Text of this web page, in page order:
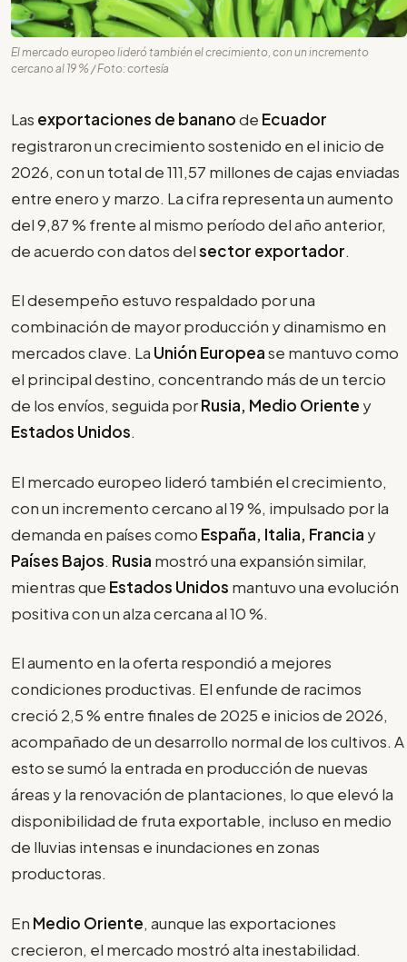
El mercado europeo lideró también el crecimiento, con un incremento
cercano al 19 % / Foto: cortesía
Las exportaciones de bananode Ecuador
registraron un crecimiento sostenido en el inicio de
2026, con un total de 111,57 millones de cajas enviadas
entre enero y marzo. La cifra representa un aumento
del 9,87 % frente al mismo período del año anterior,
de acuerdo con datos delsector exportador.
El desempeño estuvo respaldado por una
combinación de mayor producción y dinamismo en
mercados clave. La Unión Europease mantuvo como
el principal destino, concentrando más de un tercio
de los envíos, seguida porRusia, Medio Oriente y
Estados Unidos.
El mercado europeo lideró también el crecimiento,
con un incremento cercano al 19 %, impulsado por la
demanda en países como España, Italia, Francia y
Países Bajos. Rusia mostró una expansión similar,
mientras que Estados Unidos mantuvo una evolución
positiva con un alza cercana al 10 %.
El aumento en la oferta respondió a mejores
condiciones productivas. El enfunde de racimos
creció 2,5 % entre finales de 2025 e inicios de 2026,
acompañado de un desarrollo normal de los cultivos. A
esto se sumó la entrada en producción de nuevas
áreas y la renovación de plantaciones, lo que elevó la
disponibilidad de fruta exportable, incluso en medio
de lluvias intensas e inundaciones en zonas
productoras.
En Medio Oriente, aunque las exportaciones
crecieron, el mercado mostró alta inestabilidad.